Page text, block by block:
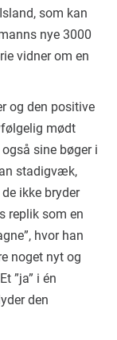
som kan
nye 3000
vidner om en
og den positive
mødt
sine bøger i
stadigvæk,
ikke bryder
replik som en
hvor han
noget nyt og
”ja” i én
den